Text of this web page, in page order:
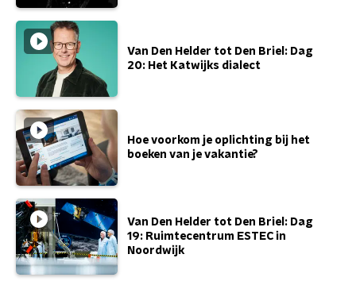
Van Den Helder tot Den Briel: Dag
20: Het Katwijks dialect
Hoe voorkom je oplichting bij het
boeken van je vakantie?
Van Den Helder tot Den Briel: Dag
19: Ruimtecentrum ESTEC in
Noordwijk